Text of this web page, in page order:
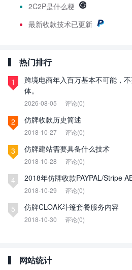
2C2P是什么梗
最新收款技术已更新
热门排行
1
跨境电商年入百万基本不可能，
体。
2026-08-05 评论(0)
2 仿牌收款历史简述
2018-10-27 评论(0)
3 仿牌建站需要具备什么技术
2018-10-28 评论(0)
4 2018年仿牌收款PAYPAL/Stripe
2018-10-29 评论(0)
5 仿牌CLOAK斗篷套餐服务内容
2018-10-30 评论(0)
网站统计